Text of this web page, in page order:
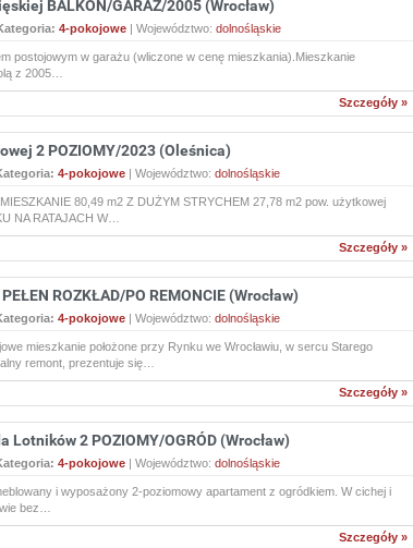
BALKON/GARAŻ/2005 (Wrocław)
4-pokojowe | Województwo: dolnośląskie
postojowym w garażu (wliczone w cenę mieszkania).Mieszkanie
z 2005…
Szczegóły »
2 POZIOMY/2023 (Oleśnica)
4-pokojowe | Województwo: dolnośląskie
80,49 m2 Z DUŻYM STRYCHEM 27,78 m2 pow. użytkowej
NA RATAJACH W…
Szczegóły »
ROZKŁAD/PO REMONCIE (Wrocław)
4-pokojowe | Województwo: dolnośląskie
mieszkanie położone przy Rynku we Wrocławiu, w sercu Starego
remont, prezentuje się…
Szczegóły »
Lotników 2 POZIOMY/OGRÓD (Wrocław)
4-pokojowe | Województwo: dolnośląskie
i wyposażony 2-poziomowy apartament z ogródkiem. W cichej i
bez…
Szczegóły »